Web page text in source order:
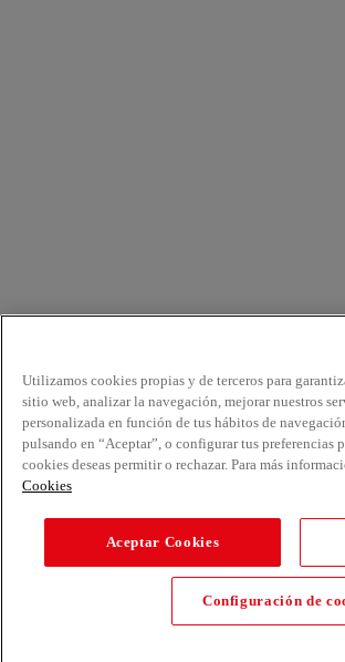
Utilizamos cookies propias y de terceros para
sitio web, analizar la navegación, mejorar nuestros
personalizada en función de tus hábitos de
pulsando en “Aceptar”, o configurar tus preferencias
cookies deseas permitir o rechazar. Para más
Cookies
Aceptar Cookies
Configuración de